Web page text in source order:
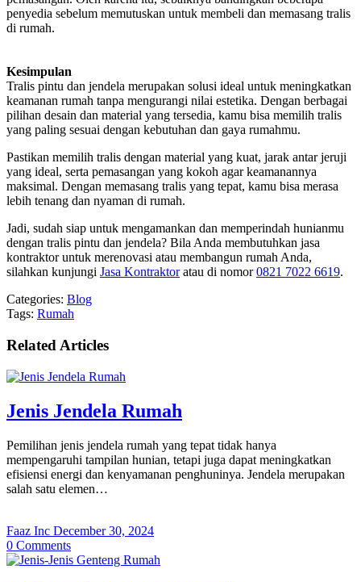
penyedia sebelum memutuskan untuk membeli dan memasang tralis
di rumah.
Kesimpulan
Tralis pintu dan jendela merupakan solusi ideal untuk meningkatkan
keamanan rumah tanpa mengurangi nilai estetika. Dengan berbagai
pilihan desain dan material yang tersedia, kamu bisa memilih tralis
yang paling sesuai dengan kebutuhan dan gaya rumahmu.
Pastikan memilih tralis dengan material yang kuat, jarak antar jeruji
yang ideal, serta pemasangan yang kokoh agar keamanannya
maksimal. Dengan memasang tralis yang tepat, kamu bisa merasa
lebih tenang dan nyaman di rumah.
Jadi, sudah siap untuk mengamankan dan memperindah hunianmu
dengan tralis pintu dan jendela? Bila Anda membutuhkan jasa
kontraktor untuk merenovasi atau membangun rumah Anda,
silahkan kunjungi Jasa Kontraktoratau di nomor0821 7022 6619.
Categories: Blog
Tags: Rumah
Related Articles
Jenis Jendela Rumah
Pemilihan jenis jendela rumah yang tepat tidak hanya
mempengaruhi tampilan hunian, tetapi juga dapat meningkatkan
efisiensi energi dan kenyamanan penghuninya. Jendela merupakan
salah satu elemen…
Faaz Inc December 30, 2024
0 Comments